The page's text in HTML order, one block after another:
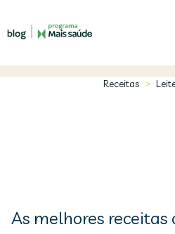
Receitas >
As melhores receitas